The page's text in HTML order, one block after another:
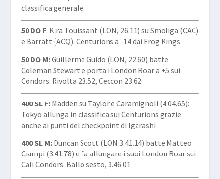
classifica generale.
50 DO F: Kira Touissant (LON, 26.11) su Smoliga (CAC)
e Barratt (ACQ). Centurions a -14 dai Frog Kings
50 DO M:Guillerme Guido (LON, 22.60) batte
Coleman Stewart e porta i London Roar a +5 sui
Condors. Rivolta 23.52, Ceccon 23.62
400 SL F: Madden su Taylor e Caramignoli (4.04.65):
Tokyo allunga in classifica sui Centurions grazie
anche ai punti del checkpoint di Igarashi
400 SL M: Duncan Scott (LON 3.41.14) batte Matteo
Ciampi (3.41.78) e fa allungare i suoi London Roar sui
Cali Condors. Ballo sesto, 3.46.01